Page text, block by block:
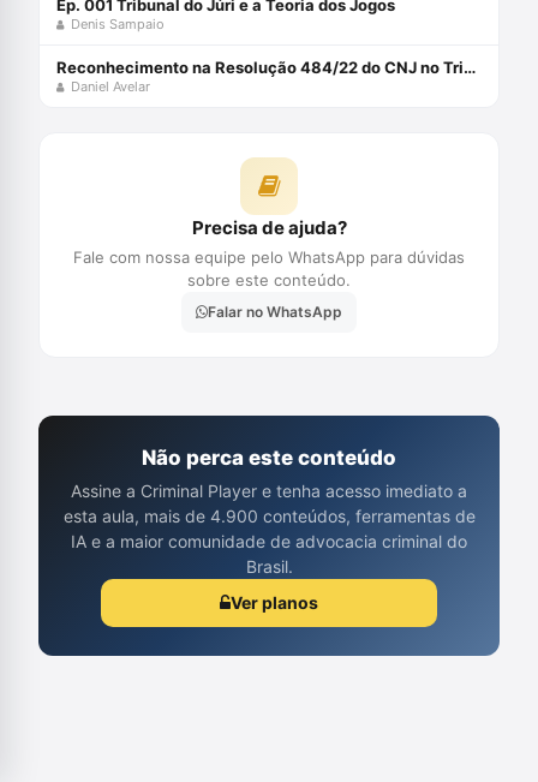
Ep. 001 Tribunal do Júri e a Teoria dos Jogos
Denis Sampaio
Reconhecimento na Resolução 484/22 do CNJ no Tribunal do Júri
Daniel Avelar
Precisa de ajuda?
Fale com nossa equipe pelo WhatsApp para dúvidas
sobre este conteúdo.
Falar no WhatsApp
Não perca este conteúdo
Assine a Criminal Player e tenha acesso imediato a
esta aula, mais de 4.900 conteúdos, ferramentas de
IA e a maior comunidade de advocacia criminal do
Brasil.
Ver planos